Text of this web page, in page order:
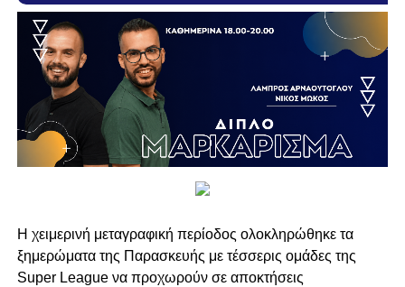
H χειμερινή μεταγραφική περίοδος ολοκληρώθηκε τα
ξημερώματα της Παρασκευής με τέσσερις ομάδες της
Super League να προχωρούν σε αποκτήσεις